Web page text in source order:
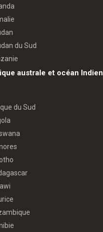
du Sud
australe et océan Indien
du Sud